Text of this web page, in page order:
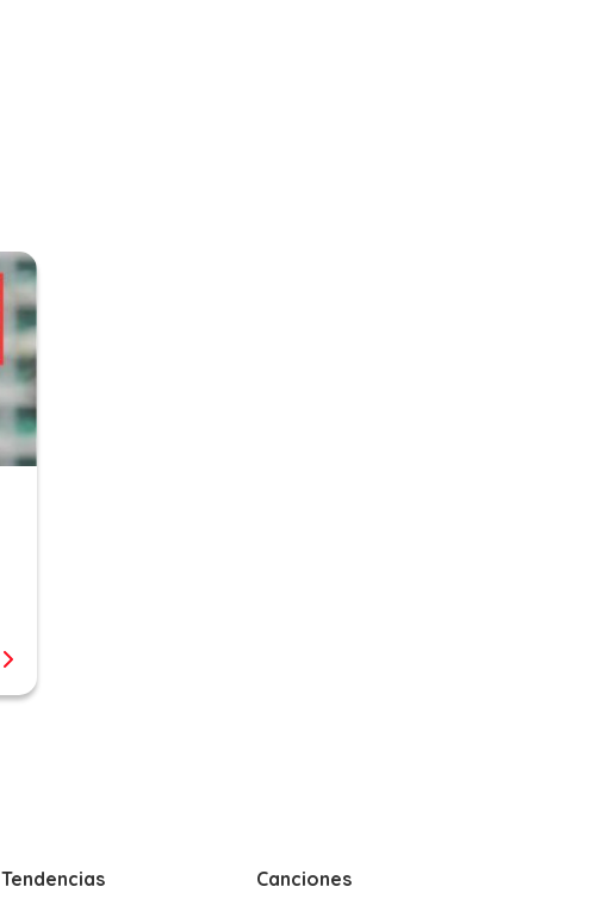
Tendencias
Canciones